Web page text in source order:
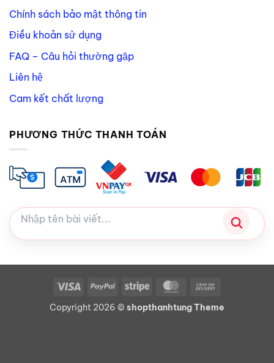
Chính sách bảo mật thông tin
Điều khoản sử dụng
FAQ – Câu hỏi thường gặp
Liên hệ
Cam kết chất lượng
PHƯƠNG THỨC THANH TOÁN
Visa PayPal Stripe MasterCard
Delivery
Copyright 2026 © shopthanhtung Theme